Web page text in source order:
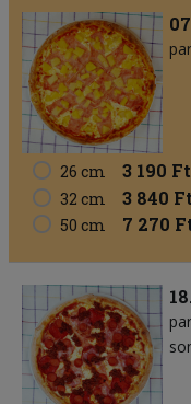
26 cm 3 190 Ft
32 cm 3 840 Ft
50 cm 7 270